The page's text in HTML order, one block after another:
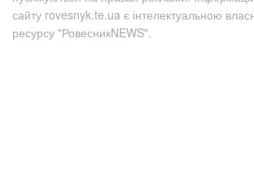
сайту rovesnyk.te.ua є інтелектуальною
ресурсу "РовесникNEWS".